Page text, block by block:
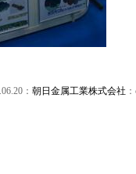
： 朝日金属工業株式会社